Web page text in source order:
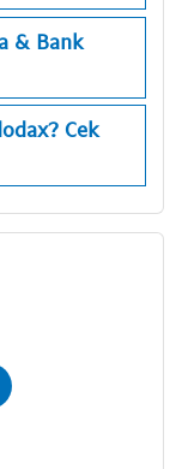
& Bank
Cek